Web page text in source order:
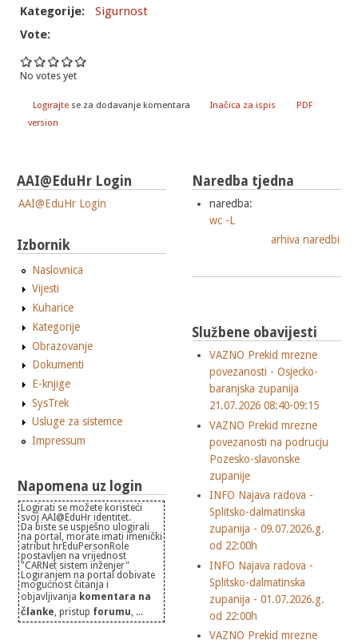
Kategorije:
Sigurnost
Vote:
No votes yet
Logirajtese za dodavanje komentara Inačica za ispis
PDF
version
AAI@EduHr Login
AAI@EduHr Login
Izbornik
Naslovnica
Vijesti
Kuharice
Kategorije
Obrazovanje
Dokumenti
E-knjige
SysTrek
Usluge za sistemce
Impressum
Napomena uz login
Logirati se možete koristeći
svoj AAI@EduHr identitet.
Da biste se uspješno ulogirali
na portal, morate imati imenički
atribut hrEduPersonRole
postavljen na vrijednost
"CARNet sistem inženjer"
Logiranjem na portal dobivate
mogućnost čitanja i
objavljivanja komentara na
članke, pristup forumu, ...
Naredba tjedna
naredba:
wc -L
arhiva naredbi
Službene obavijesti
VAZNO Prekid mrezne
povezanosti - Osjecko-
baranjska zupanija
21.07.2026 08:40-09:15
VAZNO Prekid mrezne
povezanosti na podrucju
Pozesko-slavonske
zupanije
INFO Najava radova -
Splitsko-dalmatinska
zupanija - 09.07.2026.g.
od 22:00h
INFO Najava radova -
Splitsko-dalmatinska
zupanija - 01.07.2026.g.
od 22:00h
VAZNO Prekid mrezne